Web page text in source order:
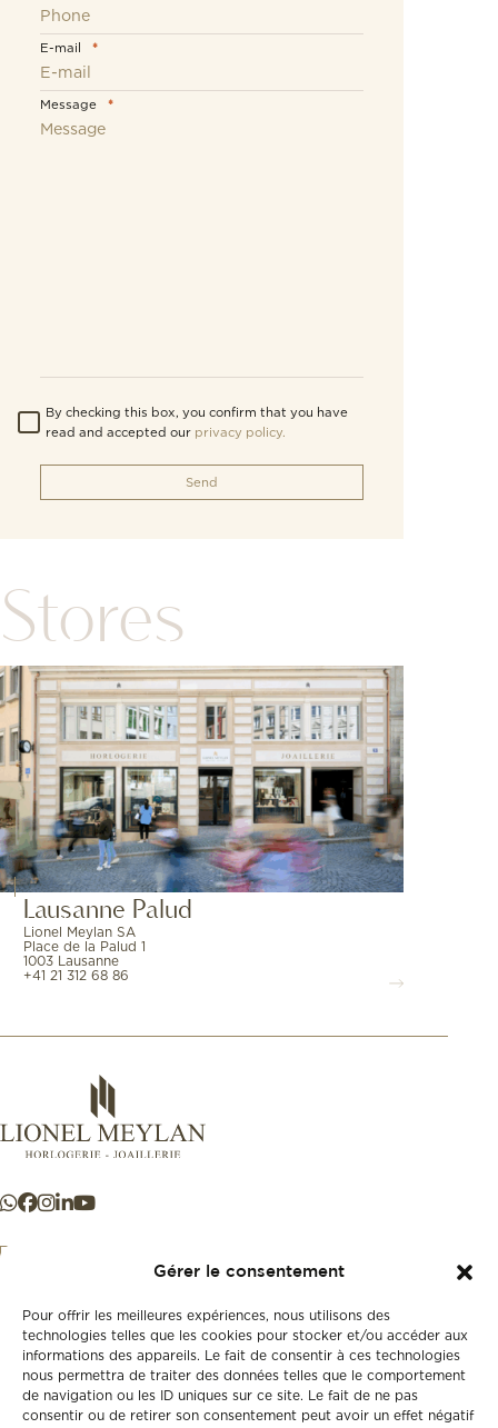
Gérer le consentement
Pour offrir les meilleures expériences, nous utilisons des
technologies telles que les cookies pour stocker et/ou accéder aux
informations des appareils. Le fait de consentir à ces technologies
nous permettra de traiter des données telles que le comportement
de navigation ou les ID uniques sur ce site. Le fait de ne pas
consentir ou de retirer son consentement peut avoir un effet négatif
E-mail *
Message *
By checking this box, you confirm that you have
read and accepted our privacy policy.
Send
Stores
Lausanne Palud
Lionel Meylan SA
Place de la Palud 1
1003 Lausanne
+41 21 312 68 86
Store
New
+41 21 925 50 50